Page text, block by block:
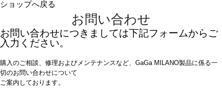
ショップへ戻る
お問い合わせ
お問い合わせにつきましては下記フォームからご
入力ください。
購入のご相談、修理およびメンテナンスなど、GaGa MILANO製品に係る一
切のお問い合わせについて
ご案内しております。